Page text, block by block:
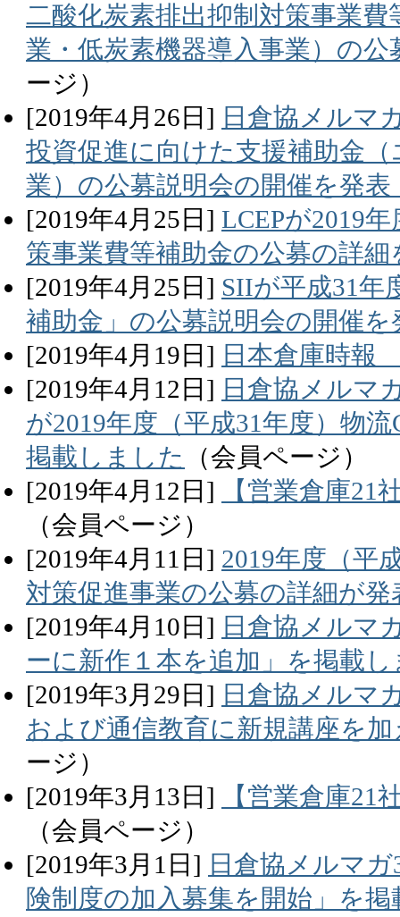
二酸化炭素排出抑制対策事業
業・低炭素機器導入事業）の
ージ）
[2019年4月 26 日] 日倉協メルマ
投資促進に向けた支援補助金
業）の公募説明会の開催を発
[2019年4月 25 日] LCEPが2019
策事業費等補助金の公募の詳細
[2019年4月 25 日] SIIが平成31年
補助金」の公募説明会の開催を
[2019年4月 19 日] 日本倉庫時報
[2019年4月 12 日] 日倉協メルマ
が2019年度（平成31年度）物
掲載しました
（会員ページ）
[2019年4月 12 日]
【営業倉庫21
（会員ページ）
[2019年4月 11 日] 2019年度（平
対策促進事業の公募の詳細が
[2019年4月 10 日] 日倉協メルマ
ーに新作１本を追加」を掲載
[2019年3月 29 日] 日倉協メルマ
および通信教育に新規講座を
ージ）
[2019年3月 13 日]
【営業倉庫21
（会員ページ）
[2019年3月 1 日] 日倉協メルマ
険制度の加入募集を開始」を